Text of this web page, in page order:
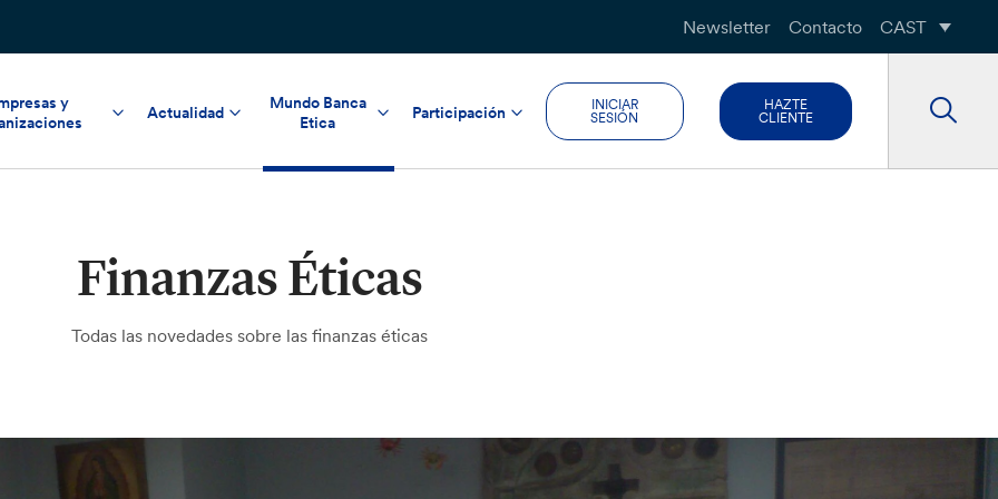
Newsletter Contacto CAST
y
Actualidad
Mundo Banca
Etica
Participación
INICIAR
SESIÓN
HAZTE
CLIENTE
Finanzas Éticas
Todas las novedades sobre las finanzas éticas